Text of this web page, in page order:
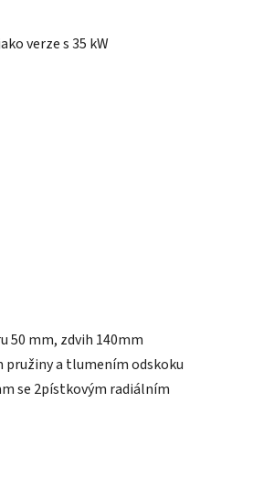
verze s 35 kW
50 mm, zdvih 140mm
a tlumením odskoku
se 2pístkovým radiálním